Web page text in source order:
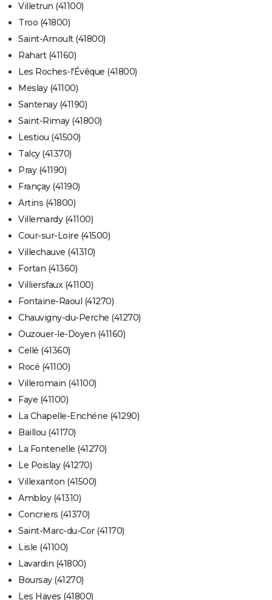
Villetrun (41100)
Troo (41800)
Saint-Arnoult (41800)
Rahart (41160)
Les Roches-l'Évêque (41800)
Meslay (41100)
Santenay (41190)
Saint-Rimay (41800)
Lestiou (41500)
Talcy (41370)
Pray (41190)
Françay (41190)
Artins (41800)
Villemardy (41100)
Cour-sur-Loire (41500)
Villechauve (41310)
Fortan (41360)
Villiersfaux (41100)
Fontaine-Raoul (41270)
Chauvigny-du-Perche (41270)
Ouzouer-le-Doyen (41160)
Cellé (41360)
Rocé (41100)
Villeromain (41100)
Faye (41100)
La Chapelle-Enchérie (41290)
Baillou (41170)
La Fontenelle (41270)
Le Poislay (41270)
Villexanton (41500)
Ambloy (41310)
Concriers (41370)
Saint-Marc-du-Cor (41170)
Lisle (41100)
Lavardin (41800)
Boursay (41270)
Les Hayes (41800)